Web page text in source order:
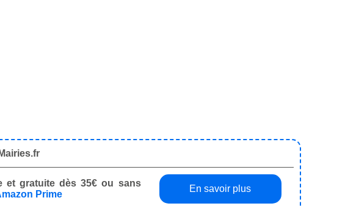
et gratuite dès 35€ ou sans
Prime
En savoir plus